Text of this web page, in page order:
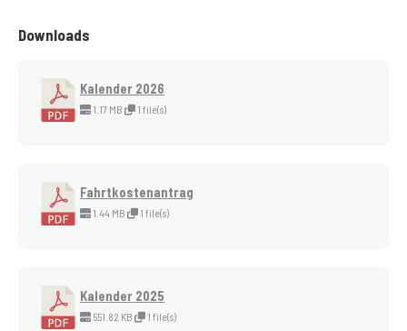
Downloads
Kalender 2026
1.17 MB 1 file(s)
Fahrtkostenantrag
1.44 MB 1 file(s)
Kalender 2025
551.82 KB 1 file(s)